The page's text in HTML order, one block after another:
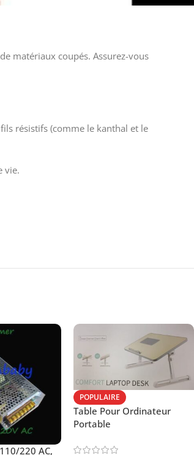
matériaux coupés. Assurez-vous
résistifs (comme le kanthal et le
vie.
220 AC,
POPULAIRE
Table Pour Ordinateur
Portable